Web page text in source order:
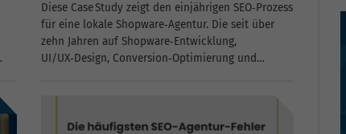
Diese Case Study zeigt den einjährigen SEO‑Prozess
für eine lokale Shopware‑Agentur. Die seit über
zehn Jahren auf Shopware‑Entwicklung,
UI/UX‑Design, Conversion‑Optimierung und
mehr qualifizierte Leads über...